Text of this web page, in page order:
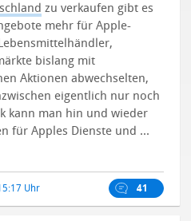
zu verkaufen gibt es
mehr für Apple-
bislang mit
Aktionen abwechselten,
eigentlich nur noch
kann man hin und wieder
für Apples Dienste und ...
Uhr 41